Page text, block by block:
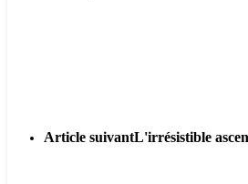
Article suivantL'irrésistible